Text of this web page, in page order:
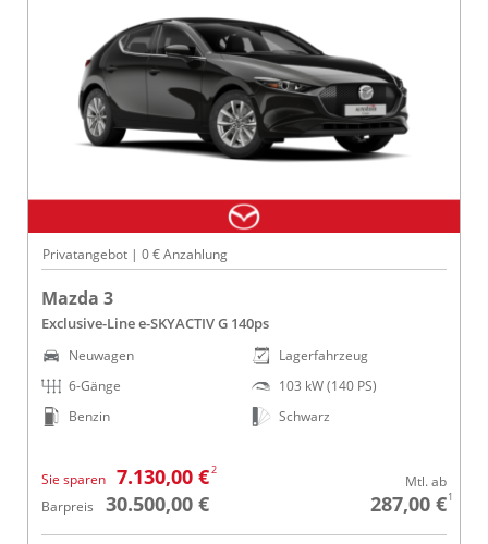
Privatangebot | 0 € Anzahlung
Mazda 3
Exclusive-Line e-SKYACTIV G 140ps
Neuwagen
6-Gänge
Benzin
Lagerfahrzeug
103 kW (140 PS)
Schwarz
Sie sparen 7.130,00 €2
Barpreis 30.500,00 €
Mtl. ab
287,00 €1